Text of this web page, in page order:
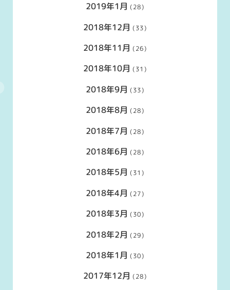
2019年1月 (28)
2018年12月 (33)
2018年11月 (26)
2018年10月 (31)
2018年9月 (33)
2018年8月 (28)
2018年7月 (28)
2018年6月 (28)
2018年5月 (31)
2018年4月 (27)
2018年3月 (30)
2018年2月 (29)
2018年1月 (30)
2017年12月 (28)